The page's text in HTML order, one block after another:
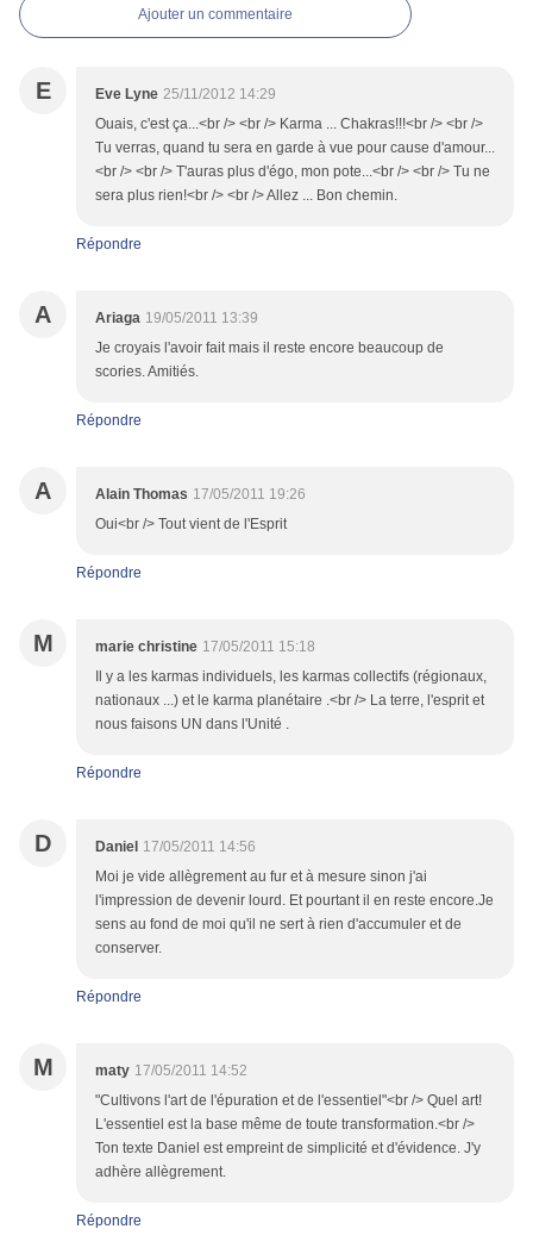
Ajouter un commentaire
E Eve Lyne 25/11/2012 14:29
Ouais, c'est ça...<br /> <br /> Karma ... Chakras!!!<br /> <br />
Tu verras, quand tu sera en garde à vue pour cause d'amour...
<br /> <br /> T'auras plus d'égo, mon pote...<br /> <br /> Tu ne
sera plus rien!<br /> <br /> Allez ... Bon chemin.
Répondre
A Ariaga 19/05/2011 13:39
Je croyais l'avoir fait mais il reste encore beaucoup de
scories. Amitiés.
Répondre
A Alain Thomas 17/05/2011 19:26
Oui<br /> Tout vient de l'Esprit
Répondre
M marie christine 17/05/2011 15:18
Il y a les karmas individuels, les karmas collectifs (régionaux,
nationaux ...) et le karma planétaire .<br /> La terre, l'esprit et
nous faisons UN dans l'Unité .
Répondre
D Daniel 17/05/2011 14:56
Moi je vide allègrement au fur et à mesure sinon j'ai
l'impression de devenir lourd. Et pourtant il en reste encore.Je
sens au fond de moi qu'il ne sert à rien d'accumuler et de
conserver.
Répondre
M maty 17/05/2011 14:52
"Cultivons l'art de l'épuration et de l'essentiel"<br /> Quel art!
L'essentiel est la base même de toute transformation.<br />
Ton texte Daniel est empreint de simplicité et d'évidence. J'y
adhère allègrement.
Répondre